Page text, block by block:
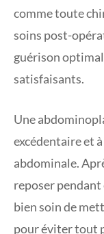
comme toute
soins post-
guérison
satisfaisants.
Une
excédentaire et
abdominale.
reposer
bien soin de
pour éviter tout